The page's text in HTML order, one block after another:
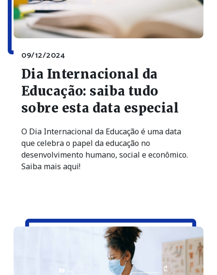
09/12/2024
Dia Internacional da
Educação: saiba tudo
sobre esta data especial
O Dia Internacional da Educação é uma data
que celebra o papel da educação no
desenvolvimento humano, social e econômico.
Saiba mais aqui!